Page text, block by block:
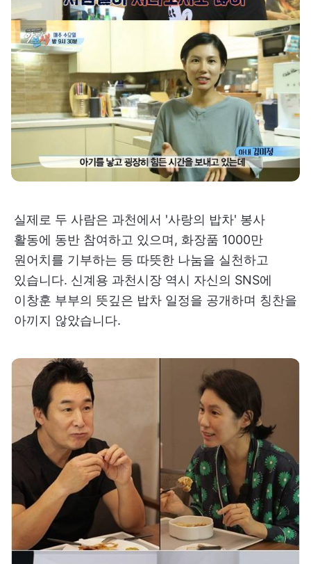
실제로 두 사람은 과천에서 '사랑의 밥차' 봉사
활동에 동반 참여하고 있으며, 화장품 1000만
원어치를 기부하는 등 따뜻한 나눔을 실천하고
있습니다. 신계용 과천시장 역시 자신의 SNS에
이창훈 부부의 뜻깊은 밥차 일정을 공개하며 칭찬을
아끼지 않았습니다.